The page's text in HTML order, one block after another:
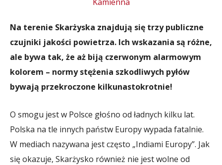
Na terenie Skarżyska znajdują się trzy publiczne
czujniki jakości powietrza. Ich wskazania są różne,
ale bywa tak, że aż biją czerwonym alarmowym
kolorem – normy stężenia szkodliwych pyłów
bywają przekroczone kilkunastokrotnie!
O smogu jest w Polsce głośno od ładnych kilku lat.
Polska na tle innych państw Europy wypada fatalnie.
W mediach nazywana jest często „Indiami Europy”. Jak
się okazuje, Skarżysko również nie jest wolne od